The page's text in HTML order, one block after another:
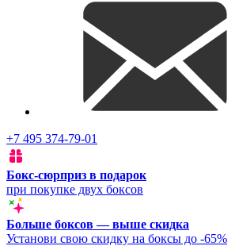
+7 495 374-79-01
Бокс-сюрприз в подарок
при покупке двух боксов
Больше боксов — выше скидка
Установи свою скидку на боксы до -65%